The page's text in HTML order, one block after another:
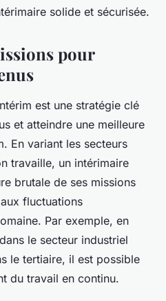
solide et sécurisée.
pour
est une stratégie clé
et atteindre une meilleure
En variant les secteurs
travaille, un intérimaire
brutale de ses missions
fluctuations
Par exemple, en
le secteur industriel
le tertiaire, il est possible
du travail en continu.